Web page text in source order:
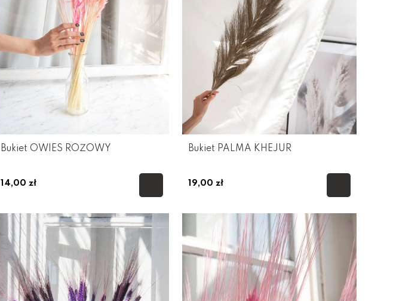
Bukiet OWIES RÓŻOWY
14,00 zł
Bukiet PALMA KHEJUR
19,00 zł